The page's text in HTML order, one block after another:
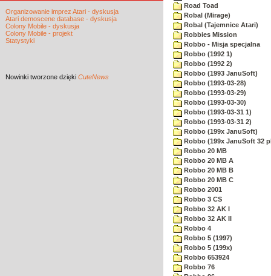
Organizowanie imprez Atari - dyskusja
Atari demoscene database - dyskusja
Colony Mobile - dyskusja
Colony Mobile - projekt
Statystyki
Nowinki tworzone dzięki CuteNews
Road Toad
Robal (Mirage)
Robal (Tajemnice Atari)
Robbies Mission
Robbo - Misja specjalna
Robbo (1992 1)
Robbo (1992 2)
Robbo (1993 JanuSoft)
Robbo (1993-03-28)
Robbo (1993-03-29)
Robbo (1993-03-30)
Robbo (1993-03-31 1)
Robbo (1993-03-31 2)
Robbo (199x JanuSoft)
Robbo (199x JanuSoft 32
Robbo 20 MB
Robbo 20 MB A
Robbo 20 MB B
Robbo 20 MB C
Robbo 2001
Robbo 3 CS
Robbo 32 AK I
Robbo 32 AK II
Robbo 4
Robbo 5 (1997)
Robbo 5 (199x)
Robbo 653924
Robbo 76